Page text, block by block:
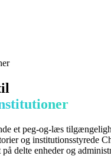
et peg-og-læs
og institutionsstyrede
delte enheder og